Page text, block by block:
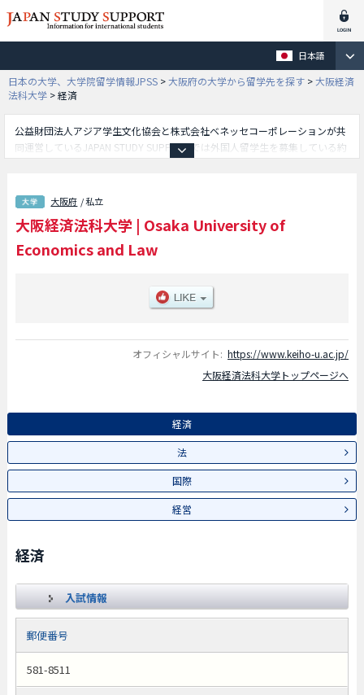
日本語
日本の大学、大学院留学情報JPSS >大阪府の大学から留学先を探す >大阪経済
法科大学 >経済
公益財団法人アジア学生文化協会と株式会社ベネッセコーポレーションが共
同運営しているJAPAN STUDY SUPPORTでは外国人留学生を募集している約
法学部や国際学部や経営学部等、学部別情報や、募集定員や合格者数など入
試情報、施設案内、アクセスなど外国人留学生に必要な情報を掲載している
ので是非ご利用ください。
大阪府 / 私立
大阪経済法科大学 | Osaka University of
Economics and Law
オフィシャルサイト: https://www.keiho-u.ac.jp/
大阪経済法科大学トップページへ
経済
法
国際
経営
経済
入試情報
郵便番号
581-8511